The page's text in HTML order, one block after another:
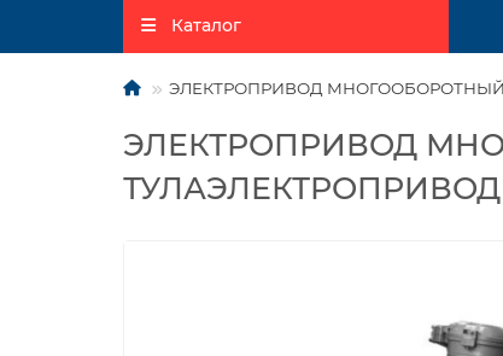
Каталог
ЭЛЕКТРОПРИВОД МНОГООБОРОТНЫЙ
ЭЛЕКТРОПРИВОД
ТУЛАЭЛЕКТРОПРИВОД